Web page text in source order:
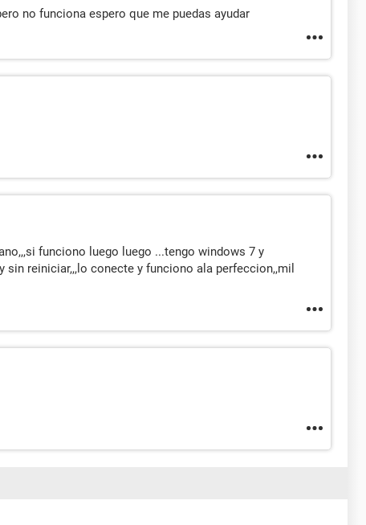
no funciona espero que me puedas ayudar
funciono luego luego ...tengo windows 7 y
sin reiniciar,,,lo conecte y funciono ala perfeccion,,mil